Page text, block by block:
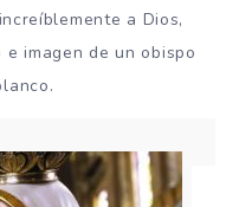
a Dios,
imagen de un obispo